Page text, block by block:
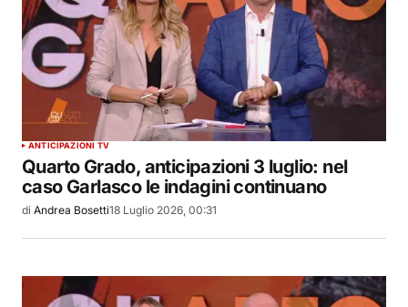
ANTICIPAZIONI TV
Quarto Grado, anticipazioni 3 luglio: nel
caso Garlasco le indagini continuano
di Andrea Bosetti18 Luglio 2026, 00:31